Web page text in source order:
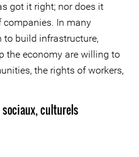
got it right; nor does it
In many
to build infrastructure,
the economy are willing to
the rights of workers,
culturels